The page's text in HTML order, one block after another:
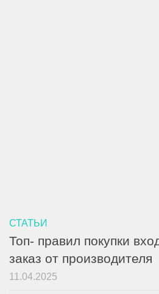
СТАТЬИ
Топ- правил покупки
заказ от производителя
11.04.2025